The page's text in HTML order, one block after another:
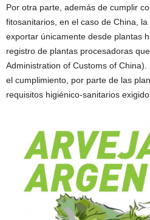
Por otra parte, además de cumplir
fitosanitarios, en el caso de China,
exportar únicamente desde plantas
registro de plantas procesadoras
Administration of Customs of
el cumplimiento, por parte de las
requisitos higiénico-sanitarios